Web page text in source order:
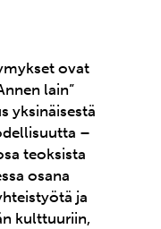
ovat
lain”
yksinäisestä
–
teoksista
osana
ja
kulttuuriin,